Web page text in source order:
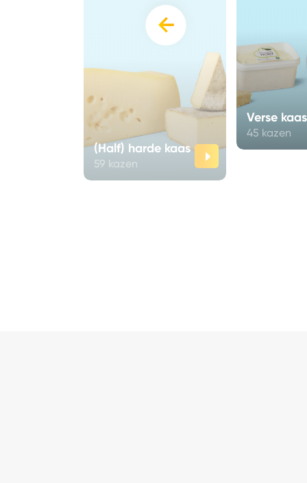
(Half) harde kaas
59 kazen
Verse kaas
45 kazen
‹